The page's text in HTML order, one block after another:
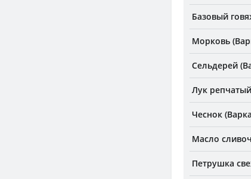
Базовый
Морковь
Сельдерей
Лук
Чеснок
Масло
Петрушка